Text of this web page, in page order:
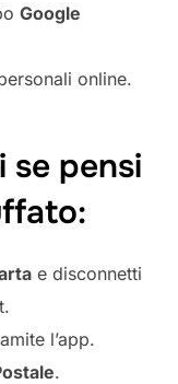
Google
online.
se pensi
e disconnetti
l’app.
.